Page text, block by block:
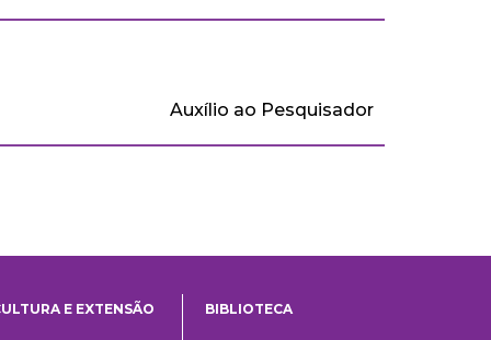
Auxílio ao Pesquisador
E EXTENSÃO BIBLIOTECA